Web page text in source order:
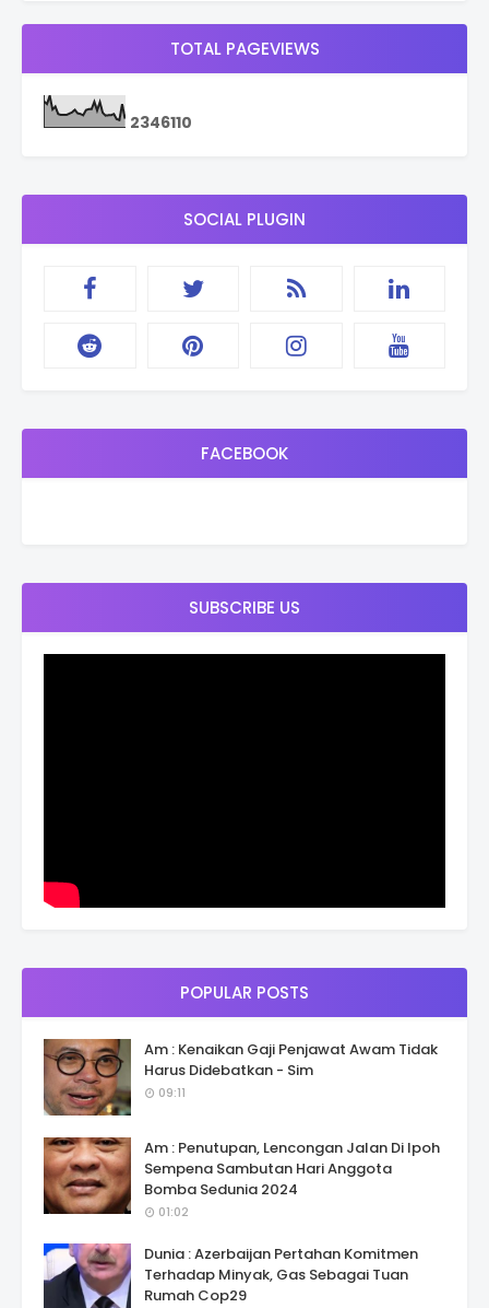
TOTAL PAGEVIEWS
2346110
SOCIAL PLUGIN
FACEBOOK
SUBSCRIBE US
POPULAR POSTS
Am : Kenaikan Gaji Penjawat Awam Tidak
Harus Didebatkan - Sim
09:11
Am : Penutupan, Lencongan Jalan Di Ipoh
Sempena Sambutan Hari Anggota
Bomba Sedunia 2024
01:02
Dunia : Azerbaijan Pertahan Komitmen
Terhadap Minyak, Gas Sebagai Tuan
Rumah Cop29